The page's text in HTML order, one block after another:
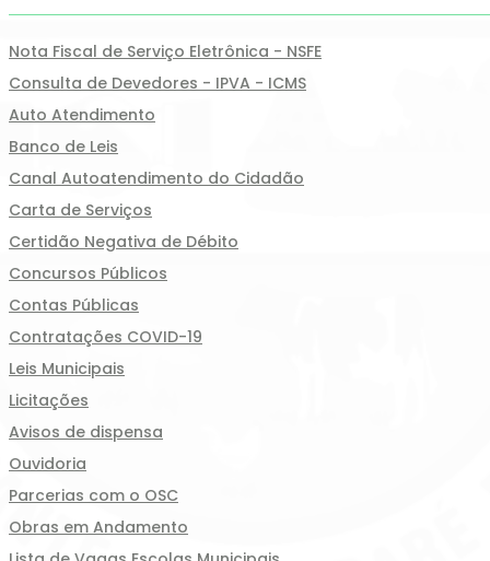
Nota Fiscal de Serviço Eletrônica - NSFE
Consulta de Devedores - IPVA - ICMS
Auto Atendimento
Banco de Leis
Canal Autoatendimento do Cidadão
Carta de Serviços
Certidão Negativa de Débito
Concursos Públicos
Contas Públicas
Contratações COVID-19
Leis Municipais
Licitações
Avisos de dispensa
Ouvidoria
Parcerias com o OSC
Obras em Andamento